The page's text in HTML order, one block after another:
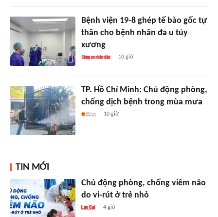
Bệnh viện 19-8 ghép tế bào gốc tự
thân cho bệnh nhân đa u tủy
xương
10 giờ
TP. Hồ Chí Minh: Chủ động phòng,
chống dịch bệnh trong mùa mưa
10 giờ
TIN MỚI
Chủ động phòng, chống viêm não
do vi-rút ở trẻ nhỏ
4 giờ